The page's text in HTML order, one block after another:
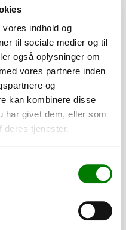
indhold og
til sociale medier og til
også oplysninger om
vores partnere inden
og
kan kombinere disse
har givet dem, eller som
deres tjenester.